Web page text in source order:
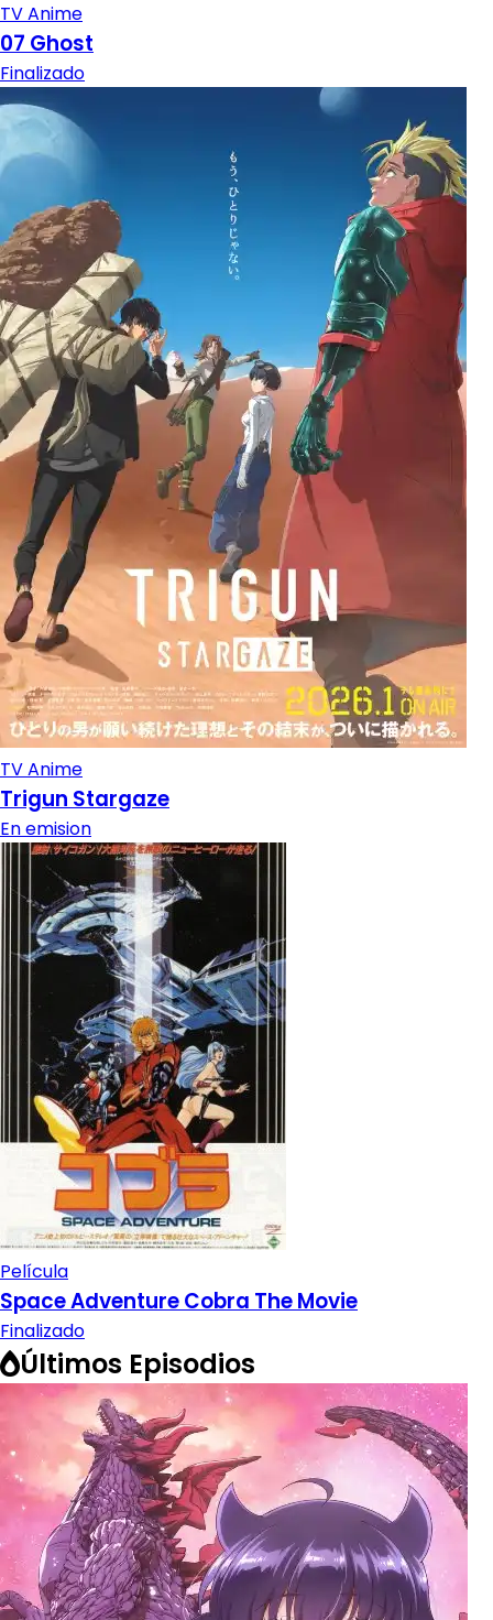
TV Anime
07 Ghost
Finalizado
TV Anime
Trigun Stargaze
En emision
Película
Space Adventure Cobra The Movie
Finalizado
Últimos Episodios